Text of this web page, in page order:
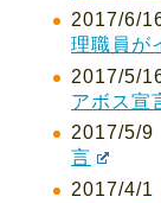
2017/6/
理職員が
2017/5/
アボス宣
2017/5/
言
2017/4/1